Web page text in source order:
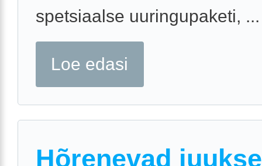
spetsiaalse uuringupaketi, ...
Loe edasi
Hõrenevad